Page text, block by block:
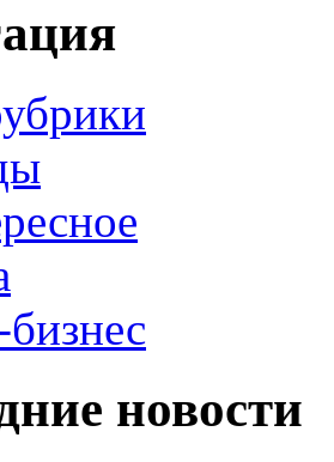
новости